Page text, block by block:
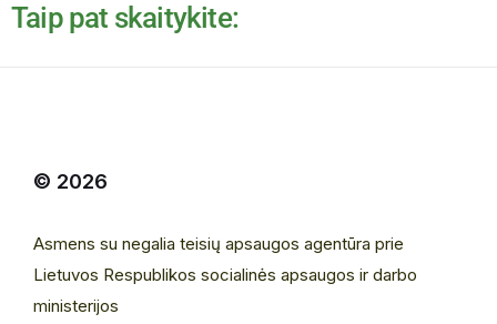
Taip pat skaitykite:
© 2026
Asmens su negalia teisių apsaugos agentūra prie
Lietuvos Respublikos socialinės apsaugos ir darbo
ministerijos